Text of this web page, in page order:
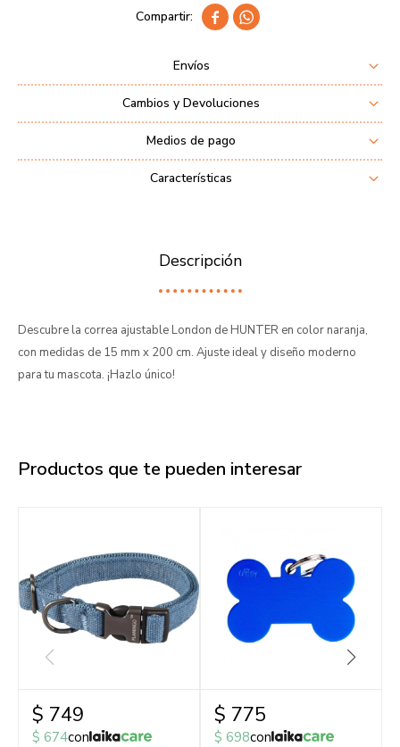
 
Envíos
Cambios y Devoluciones
Medios de pago
Características
Descripción
Descubre la correa ajustable London de HUNTER en color naranja,
con medidas de 15 mm x 200 cm. Ajuste ideal y diseño moderno
para tu mascota. ¡Hazlo único!
Productos que te pueden interesar
$ 749
$ 674con
$ 775
$ 698con